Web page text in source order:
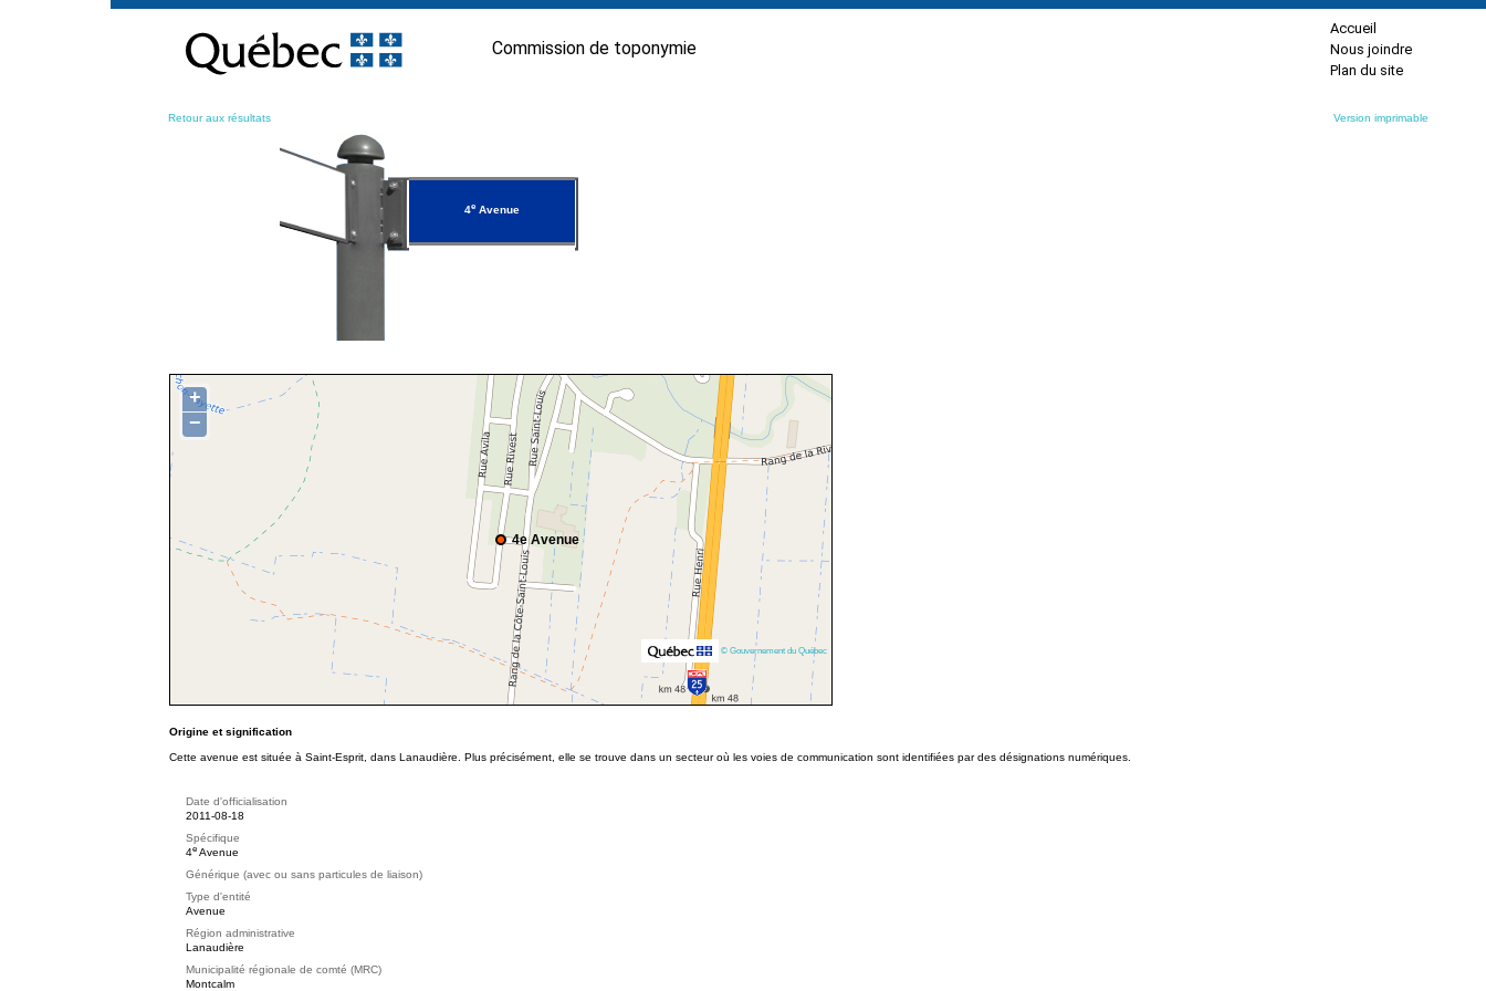
contenu
Commission de toponymie
Accueil
Nous joindre
Plan du site
Retour aux résultats Version imprimable
4eAvenue
4e Avenue
+
−
© Gouvernement du Québec
Origine et signification
Cette avenue est située à Saint-Esprit, dans Lanaudière. Plus précisément, elle se trouve dans un secteur où les voies de communication sont identifiées par des désignations numériques.
Date d'officialisation
2011-08-18
Spécifique
4e Avenue
Générique (avec ou sans particules de liaison)
Type d'entité
Avenue
Région administrative
Lanaudière
Municipalité régionale de comté (MRC)
Montcalm